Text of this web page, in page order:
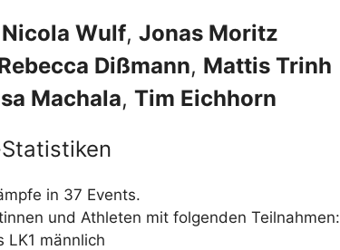
Nicola Wulf, Jonas Moritz
Dißmann, Mattis Trinh
Machala, Tim Eichhorn
in 37 Events.
und Athleten mit folgenden Teilnahmen:
LK1 männlich